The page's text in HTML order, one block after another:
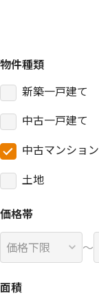
物件種類
新築一戸建て
中古一戸建て
中古マンション
土地
価格帯
〜
面積